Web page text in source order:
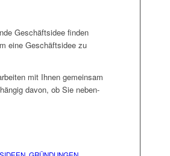
Geschäftsidee finden
eine Geschäftsidee zu
mit Ihnen gemeinsam
davon, ob Sie neben-